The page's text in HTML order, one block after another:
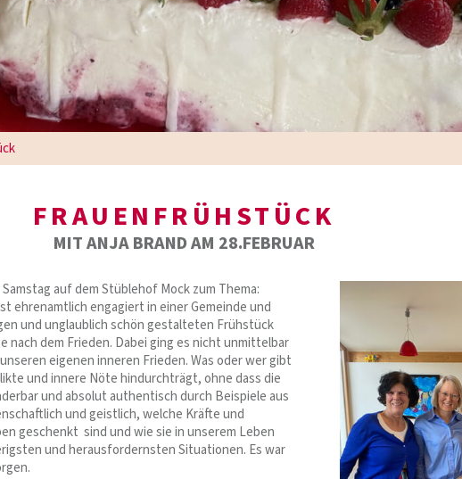
FRAUENFRÜHSTÜCK
MIT ANJA BRAND AM 28.FEBRUAR
auf dem Stüblehof Mock zum Thema:
ehrenamtlich engagiert in einer Gemeinde und
und unglaublich schön gestalteten Frühstück
nach dem Frieden. Dabei ging es nicht unmittelbar
eigenen inneren Frieden. Was oder wer gibt
und innere Nöte hindurchträgt, ohne dass die
und absolut authentisch durch Beispiele aus
und geistlich, welche Kräfte und
geschenkt sind und wie sie in unserem Leben
und herausfordernsten Situationen. Es war